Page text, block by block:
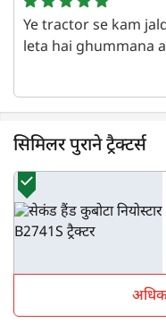
Ye tractor se kam
leta hai ghummana
chote kheto ke liye
एक वर्ष पहले | Kishan
सिमिलर पुराने ट्रैक्टर्स
अधिक